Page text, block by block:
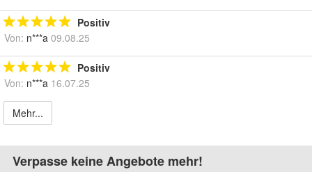
Positiv
Von: n***a 09.08.25
Positiv
Von: n***a 16.07.25
Mehr...
Verpasse keine Angebote mehr!